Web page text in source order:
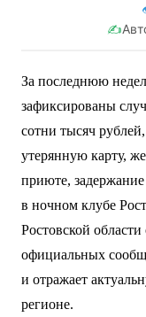
✍️
За последнюю
зафиксированы
сотни тысяч
утерянную карту,
приюте,
в ночном клубе
Ростовской области
официальных
и отражает
регионе.